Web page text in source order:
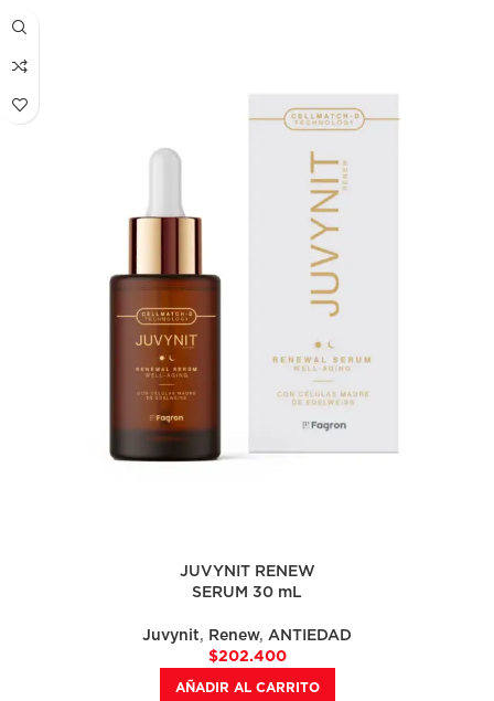
JUVYNIT RENEW
SERUM 30 mL
Juvynit, Renew, ANTIEDAD
$202.400
AÑADIR AL CARRITO